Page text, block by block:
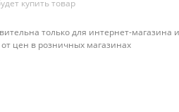
купить товар
только для интернет-магазина
от цен в розничных магазинах